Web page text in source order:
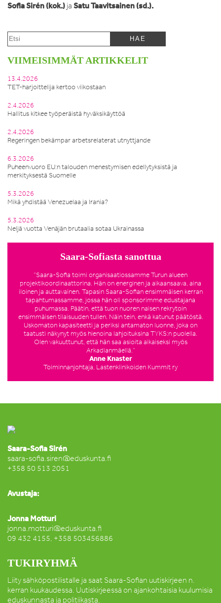
Sofia Sirén (kok.) ja Satu Taavitsainen (sd.).
VIIMEISIMMÄT ARTIKKELIT
13.4.2026
TET-harjoittelija kertoo viikostaan
2.4.2026
Hallitus kitkee työperäistä hyväksikäyttöä
2.4.2026
Regeringen bekämpar arbetsrelaterat utnyttjande
6.3.2026
Puheenvuoro EU:n talouden menestymisen edellytyksistä ja
merkityksestä Suomelle
5.3.2026
Mikä yhdistää Venezuelaa ja Irania?
5.3.2026
Neljä vuotta Venäjän brutaalia sotaa Ukrainassa
Saara-Sofiasta sanottua
”Saara-Sofia toimi organisaatiossamme Turun alueen
projektikoordinaattorina. Hän on energinen ja aikaansaava, aina
iloinen ja auttavainen. Tapasin Saara-Sofian ensimmäisen kerran
tapahtumassamme, jossa hän oli sponsorimme edustajana
puhumassa. Päätin, että tuon nuoren naisen rekrytoin
ensimmäisen tilaisuuden tullen. Näin tein, enkä katunut päätöstä.
Uskomaton kapasiteetti ja periksi antamaton luonne, joka on
taatusti näkynyt myös hienoina lahjoituksina TYKS:n puolella.
Olen vakuuttunut, että hän saa asioita aikaiseksi myös
Arkadianmäellä.”
Anne Knaster
Toiminnanjohtaja, Lastenklinikoiden Kummit ry
Saara-Sofia Sirén
saara-sofia.siren@eduskunta.fi
+358 50 513 2051
Avustaja:
Jonna Motturi
jonna.motturi@eduskunta.fi
09 432 4155, +358 503456886
TUKIRYHMÄ
Liity sähköpostilistalle ja saat Saara-Sofian uutiskirjeen n.
kerran kuukaudessa. Uutiskirjeessä on ajankohtaisia kuulumisia
eduskunnasta ja politiikasta.